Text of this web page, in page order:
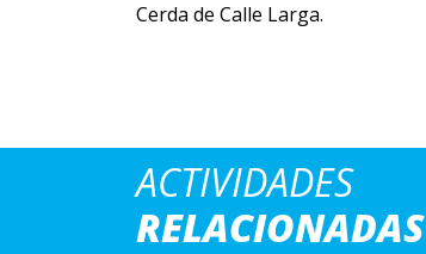
Cerda de Calle Larga.
ACTIVIDADES
RELACIONADAS